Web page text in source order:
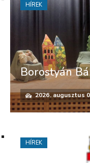
Borostyán
2026. augusztus
HÍREK
HÍREK